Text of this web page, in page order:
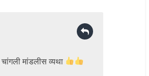
मांडलीस व्यथा